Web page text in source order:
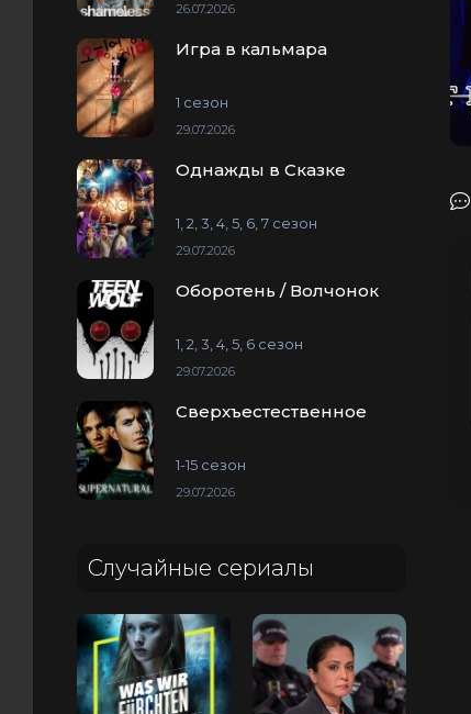
26.07.2026
Игра в кальмара
1 сезон
29.07.2026
Однажды в Сказке
1, 2, 3, 4, 5, 6, 7 сезон
29.07.2026
Оборотень / Волчонок
1, 2, 3, 4, 5, 6 сезон
29.07.2026
Сверхъестественное
1-15 сезон
29.07.2026
Случайные сериалы